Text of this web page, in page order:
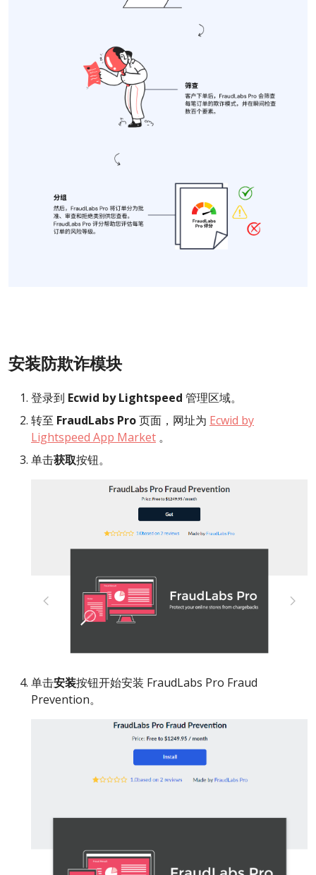
安装防欺诈模块
登录到 Ecwid by Lightspeed 管理区域。
转至 FraudLabs Pro页面，网址为 Ecwid by
Lightspeed App Market 。
单击获取按钮。
单击安装按钮开始安装 FraudLabs Pro Fraud
Prevention。